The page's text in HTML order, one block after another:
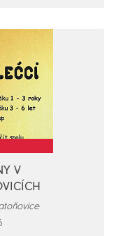
V